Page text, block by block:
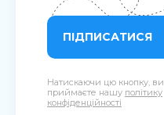
ПІДПИСАТИСЯ
Натискаючи цю кнопку, ви
приймаєте нашу політику
конфіденційності